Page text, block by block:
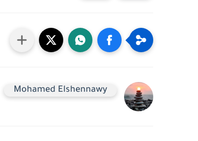
Mohamed Elshennawy